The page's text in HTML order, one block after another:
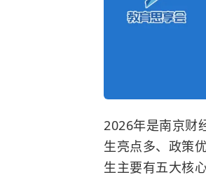
2026年是南京财
生亮点多、政策
生主要有五大核心